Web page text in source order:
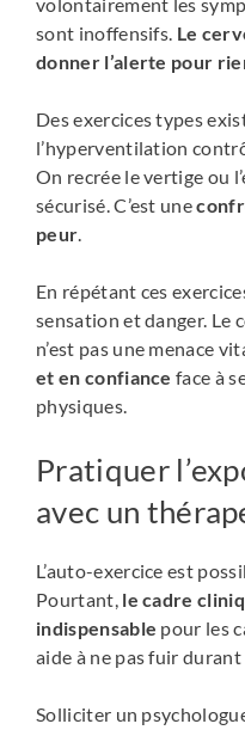
sont inoffensifs. Le
donner l’alerte pour
Des exercices types
l’hyperventilation
On recrée le vertige ou
sécurisé. C’est une
peur.
En répétant ces
sensation et danger. Le
n’est pas une menace
et en confiance face à
physiques.
Pratiquer
avec un
L’auto-exercice est
Pourtant, le cadre
indispensable pour les
aide à ne pas fuir durant
Solliciter un